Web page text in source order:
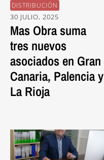
DISTRIBUCIÓN
30 JULIO, 2025
Mas Obra suma
tres nuevos
asociados en Gran
Canaria, Palencia y
La Rioja